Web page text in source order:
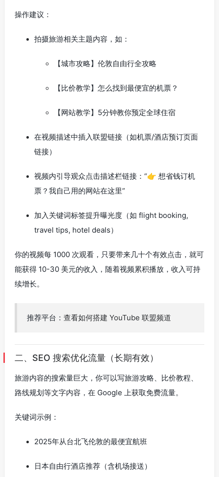
操作建议：
拍摄旅游相关主题内容，如：
【城市攻略】伦敦自由行全攻略
【比价教学】怎么找到最便宜的机票？
【网站教学】5分钟教你预定全球住宿
在视频描述中插入联盟链接（如机票/酒店预订页面
链接）
视频内引导观众点击描述栏链接：“👉 想省钱订机
票？我自己用的网站在这里”
加入关键词标签提升曝光度（如 flight booking,
travel tips, hotel deals）
你的视频每 1000 次观看，只要带来几十个有效点击，就可
能获得 10-30 美元的收入，随着视频累积播放，收入可持
续增长。
推荐平台： 查看如何搭建 YouTube 联盟频道
二、SEO 搜索优化流量（长期有效）
旅游内容的搜索量巨大，你可以写旅游攻略、比价教程、
路线规划等文字内容，在 Google 上获取免费流量。
关键词示例：
2025年从台北飞伦敦的最便宜航班
日本自由行酒店推荐（含机场接送）